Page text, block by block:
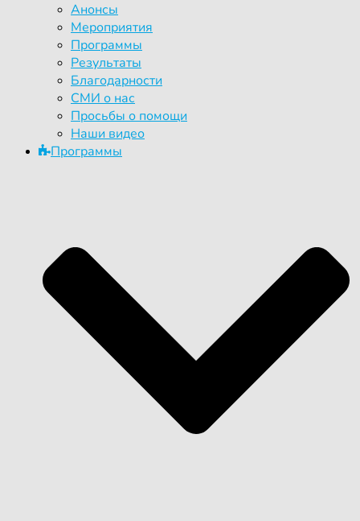
Анонсы
Мероприятия
Программы
Результаты
Благодарности
СМИ о нас
Просьбы о помощи
Наши видео
Программы